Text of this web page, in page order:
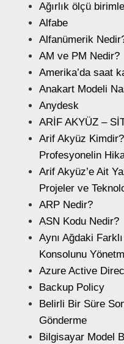
Ağırlık ölçü
Alfabe
Alfanümerik
AM ve PM Nedir?
Amerika’da saat
Anakart Modeli
Anydesk
ARİF AKYÜZ –
Arif Akyüz
Profesyonelin
Arif Akyüz’e Ait
Projeler ve
ARP Nedir?
ASN Kodu Nedir?
Aynı Ağdaki
Konsolunu
Azure Active
Backup Policy
Belirli Bir Süre
Gönderme
Bilgisayar Model